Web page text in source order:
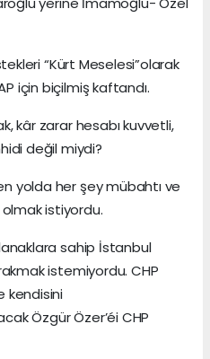
“Kürt Meselesi”olarak
için biçilmiş kaftandı.
kâr zarar hesabı kuvvetli,
değil miydi?
yolda her şey mübahtı ve
istiyordu.
sahip İstanbul
istemiyordu. CHP
kendisini
Özgür Özer’éi CHP